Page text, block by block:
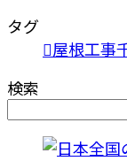
タグ
屋根工事
検索